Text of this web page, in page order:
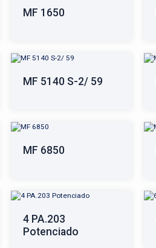
MF 1650
MF 5140 S-2/ 59
MF 6850
4 PA.203
Potenciado